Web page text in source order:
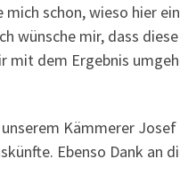
schon, wieso hier
wünsche mir, dass
dem Ergebnis
Kämmerer
Ebenso Dank an